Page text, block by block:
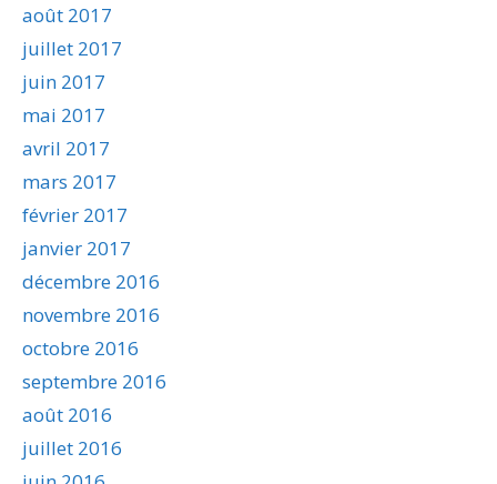
août 2017
juillet 2017
juin 2017
mai 2017
avril 2017
mars 2017
février 2017
janvier 2017
décembre 2016
novembre 2016
octobre 2016
septembre 2016
août 2016
juillet 2016